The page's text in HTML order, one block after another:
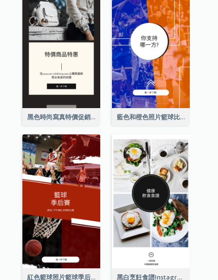
黑色時尚寫真特價促銷Instagram限時動態 藍色和橙色照片籃球比賽Instagram限時動態
紅色籃球照片籃球季后賽Instagram限時動態 黑白烹飪食譜Instagram限時動態